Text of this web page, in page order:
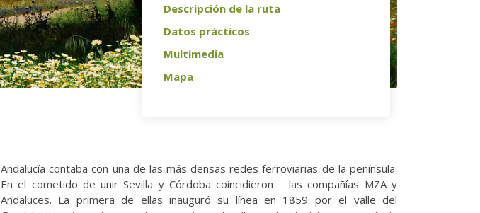
Descripción de la ruta
Datos prácticos
Multimedia
Mapa
Andalucía contaba con una de las más densas redes ferroviarias de la península.
En el cometido de unir Sevilla y Córdoba coincidieron las compañías MZA y
Andaluces. La primera de ellas inauguró su línea en 1859 por el valle del